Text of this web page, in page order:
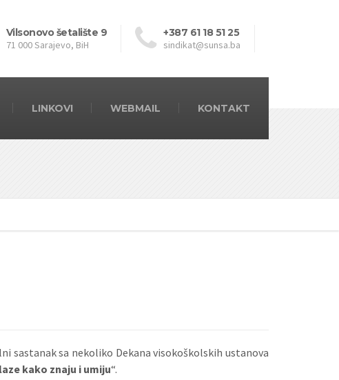
Vilsonovo šetalište 9
71 000 Sarajevo, BiH
+387 61 18 51 25
sindikat@sunsa.ba
LINKOVI WEBMAIL KONTAKT
sastanak sa nekoliko Dekana visokoškolskih ustanova
kako znaju i umiju“.